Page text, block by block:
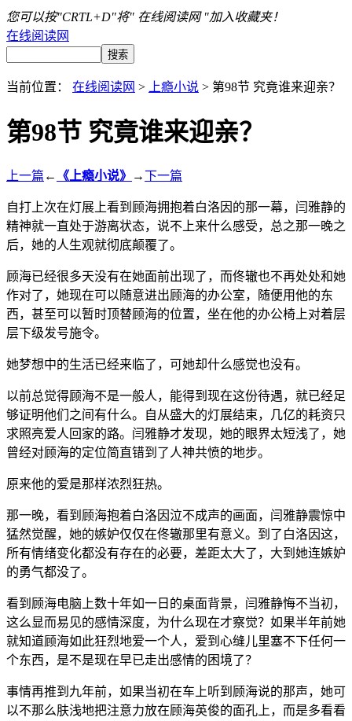
您可以按"CRTL+D"将" 在线阅读网 "加入收藏夹！
在线阅读网
当前位置： 在线阅读网 > 上瘾小说 > 第98节 究竟谁来迎亲？
第98节 究竟谁来迎亲？
上一篇 ← 《上瘾小说》 →下一篇
自打上次在灯展上看到顾海拥抱着白洛因的那一幕，闫雅静的
精神就一直处于游离状态，说不上来什么感受，总之那一晚之
后，她的人生观就彻底颠覆了。
顾海已经很多天没有在她面前出现了，而佟辙也不再处处和她
作对了，她现在可以随意进出顾海的办公室，随便用他的东
西，甚至可以暂时顶替顾海的位置，坐在他的办公椅上对着层
层下级发号施令。
她梦想中的生活已经来临了，可她却什么感觉也没有。
以前总觉得顾海不是一般人，能得到现在这份待遇，就已经足
够证明他们之间有什么。自从盛大的灯展结束，几亿的耗资只
求照亮爱人回家的路。闫雅静才发现，她的眼界太短浅了，她
曾经对顾海的定位简直错到了人神共愤的地步。
原来他的爱是那样浓烈狂热。
那一晚，看到顾海抱着白洛因泣不成声的画面，闫雅静震惊中
猛然觉醒，她的嫉妒仅仅在佟辙那里有意义。到了白洛因这，
所有情绪变化都没有存在的必要，差距太大了，大到她连嫉妒
的勇气都没了。
看到顾海电脑上数十年如一日的桌面背景，闫雅静悔不当初，
这么显而易见的感情深度，为什么现在才察觉？如果半年前她
就知道顾海如此狂烈地爱一个人，爱到心缝儿里塞不下任何一
个东西，是不是现在早已走出感情的困境了？
事情再推到九年前，如果当初在车上听到顾海说的那声，她可
以不那么肤浅地把注意力放在顾海英俊的面孔上，而是多看看